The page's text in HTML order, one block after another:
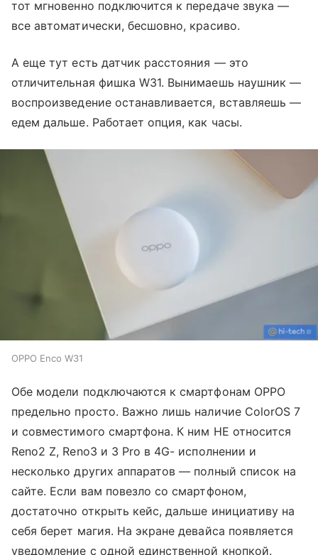
тот мгновенно подключится к передаче звука —
все автоматически, бесшовно, красиво.
А еще тут есть датчик расстояния — это
отличительная фишка W31. Вынимаешь наушник —
воспроизведение останавливается, вставляешь —
едем дальше. Работает опция, как часы.
OPPO Enco W31
Обе модели подключаются к смартфонам OPPO
предельно просто. Важно лишь наличие ColorOS 7
и совместимого смартфона. К ним НЕ относится
Reno2 Z, Reno3 и 3 Pro в 4G- исполнении и
несколько других аппаратов — полный список на
сайте. Если вам повезло со смартфоном,
достаточно открыть кейс, дальше инициативу на
себя берет магия. На экране девайса появляется
уведомление с одной единственной кнопкой.